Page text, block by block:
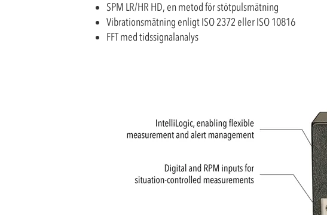
SPM LR/HR HD, en metod för stötpulsmätning
Vibrationsmätning enligt ISO 2372 eller ISO 10816
FFT med tidssignalanalys